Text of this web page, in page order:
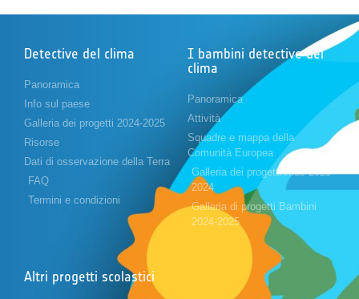
Detective del clima
Panoramica
Info sul paese
Galleria dei progetti 2024-2025
Risorse
Dati di osservazione della Terra
FAQ
Termini e condizioni
I bambini detective del
clima
Panoramica
Attività
Squadre e mappa della
Comunità Europea
Galleria dei progetti Kids 2023-
2024
Galleria di progetti Bambini
2024-2025
Altri progetti scolastici